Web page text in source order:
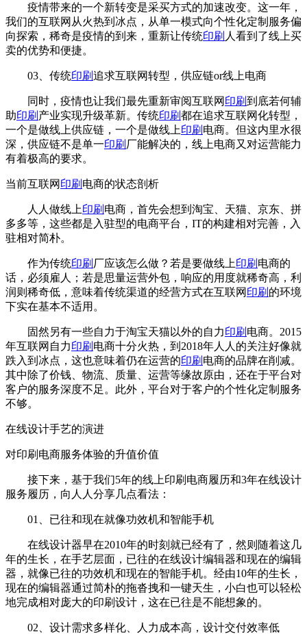
疫情带来的一个新转变是采买方式的加速改变。这一年，
我们的互联网从火热到冰点，从单一模式向个性化定制服务偏
向探索，稀奇是疫情的到来，重新让传统印刷 人看到了线上买
卖的优势和便捷。
03、传统印刷追求互联网转型，供应链or线上电商
同时，疫情也让我们最先重新审阅互联网 印刷到底若何辅
助印刷 产业实现升级革新。传统印刷都在追求互联网化转型，
一个是做线上供应链，一个是做线上印刷 电商。但这内里水很
深，供应链不是单一印刷 厂能解决的，线上电商又对运营能力
有着极高的要求。
当前互联网 印刷 电商的状态剖析
人人做线上印刷 电商，首先会想到淘宝、天猫、京东、拼
多多等，这些都是入驻型的电商平台，IT的构建相对完善，入
驻相对简朴。
作为传统印刷 厂应该怎么做？若是要做线上印刷 电商的
话，必须雇人；若是思量运营外包，响应的用度就稀奇高，利
润则稀奇低，意味着传统渠道的经营方式在互联网 印刷 的环境
下实在基本不适用。
固然另有一些自力于淘宝天猫以外的自力印刷 电商。2015
年互联网自力印刷 电商十分火热，到2018年人人的关注好像就
跌入到冰点，这也意味着仍在运营的印刷 电商的品牌在削减。
其中除了价钱、物流、质量、运营等缘故原由，还在于平台对
客户的服务深度不足。此外，平台对于客户的个性化定制服务
不够。
在线设计手艺的演进
对印刷电商服务体验的升值价值
接下来，基于我们5年的线上印刷电商履历和3年在线设计
服务履历，向人人分享几点看法：
01、已往和现在就像功效机和智能手机
在线设计器早在2010年的时刻就已经有了，然则随着这几
年的生长，在手艺层面，已往的在线设计编辑器和现在的编辑
器，就像已往的功效机和现在的智能手机。经由10年的生长，
现在的编辑器通过简朴的拖沓拽和一键天生，小白也可以轻松
地完成相对庞大的印刷设计，这在已往是不能想象的。
02、设计需求多样化、人力成本高，设计交付效率低